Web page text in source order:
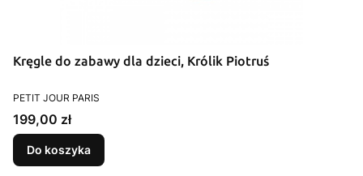
Kręgle do zabawy dla dzieci, Królik Piotruś
PRODUCENT
PETIT JOUR PARIS
Cena
199,00 zł
Do koszyka